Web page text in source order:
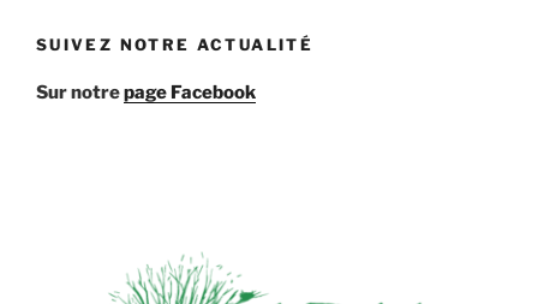
SUIVEZ NOTRE ACTUALITÉ
Sur notrepage Facebook